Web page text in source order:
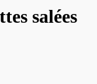
salées